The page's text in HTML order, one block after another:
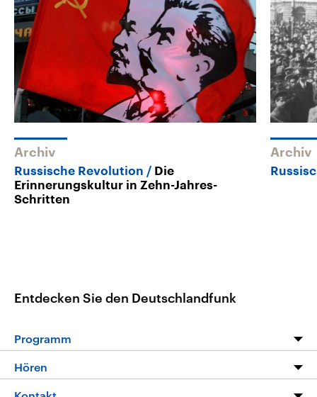
Archiv
Russische Revolution
Die
Erinnerungskultur in Zehn-Jahres-
Schritten
Archiv
Entdecken Sie den Deutschlandfunk
Programm
Programm
Hören
Livestream